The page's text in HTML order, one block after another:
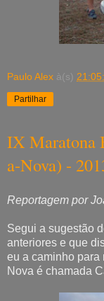
Paulo Alex à(s)
Partilhar
IX Maratona
a-Nova) -
Reportagem por
Segui a sugestão
anteriores e que
eu a caminho para
Nova é chamada